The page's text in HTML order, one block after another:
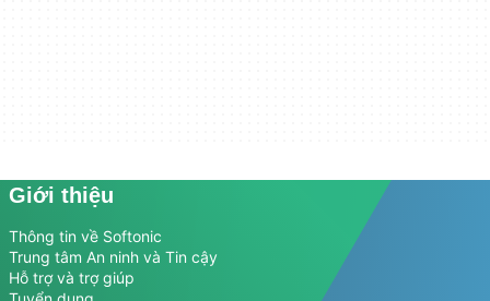
Giới thiệu
Thông tin về Softonic
Trung tâm An ninh và Tin cậy
Hỗ trợ và trợ giúp